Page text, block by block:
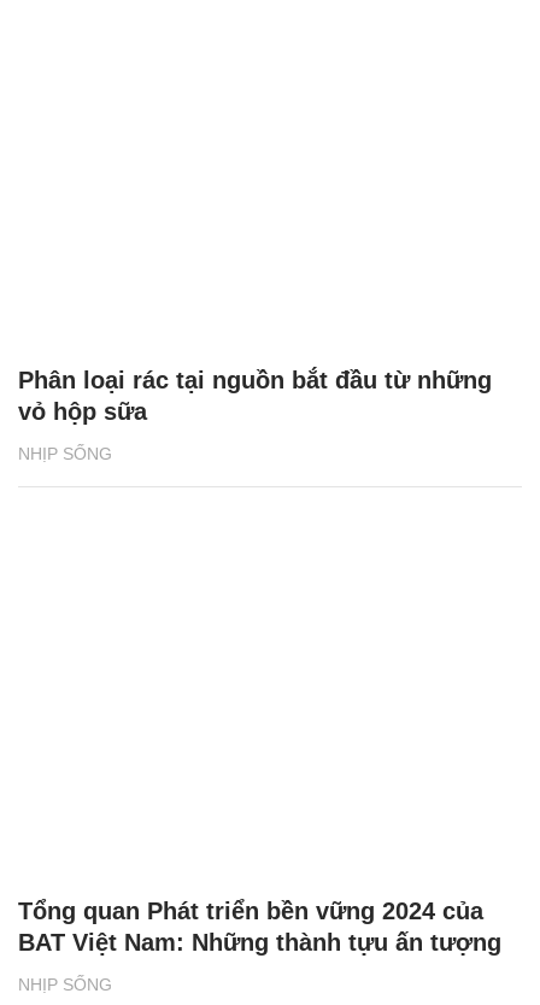
NHỊP SỐNG
Phân loại rác tại nguồn bắt đầu từ những
vỏ hộp sữa
NHỊP SỐNG
Tổng quan Phát triển bền vững 2024 của
BAT Việt Nam: Những thành tựu ấn tượng